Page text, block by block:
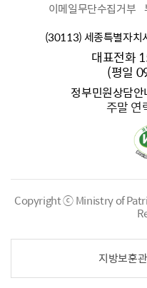
이메일무단수집거부
(30113) 세종특별자치
대표전화
(평일
정부민원상담
주말 연
Copyright ⓒ Ministry of
지방보훈